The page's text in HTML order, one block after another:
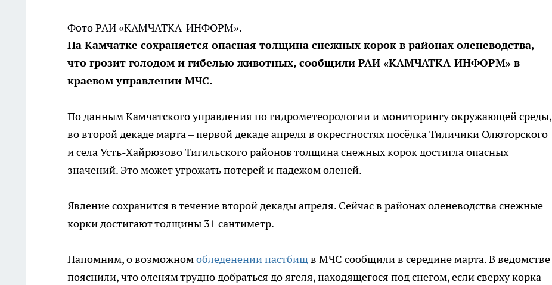
Фото РАИ «КАМЧАТКА-ИНФОРМ».
На Камчатке сохраняется опасная толщина снежных корок в районах оленеводства,
что грозит голодом и гибелью животных, сообщили РАИ «КАМЧАТКА-ИНФОРМ» в
краевом управлении МЧС.
По данным Камчатского управления по гидрометеорологии и мониторингу окружающей среды,
во второй декаде марта – первой декаде апреля в окрестностях посёлка Тиличики Олюторского
и села Усть-Хайрюзово Тигильского районов толщина снежных корок достигла опасных
значений. Это может угрожать потерей и падежом оленей.
Явление сохранится в течение второй декады апреля. Сейчас в районах оленеводства снежные
корки достигают толщины 31 сантиметр.
Напомним, о возможномобледенении пастбищв МЧС сообщили в середине марта. В ведомстве
пояснили, что оленям трудно добраться до ягеля, находящегося под снегом, если сверху корка